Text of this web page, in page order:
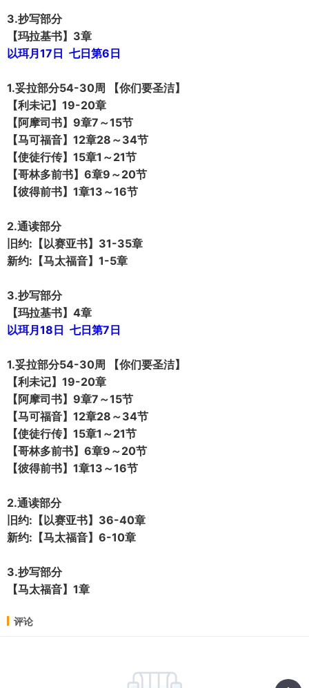
3.抄写部分
【玛拉基书】3章
以珥月17日 七日第6日
1.妥拉部分54-30周 【你们要圣洁】
【利未记】19-20章
【阿摩司书】9章7～15节
【马可福音】12章28～34节
【使徒行传】15章1～21节
【哥林多前书】6章9～20节
【彼得前书】1章13～16节
2.通读部分
旧约:【以赛亚书】31-35章
新约:【马太福音】1-5章
3.抄写部分
【玛拉基书】4章
以珥月18日 七日第7日
1.妥拉部分54-30周 【你们要圣洁】
【利未记】19-20章
【阿摩司书】9章7～15节
【马可福音】12章28～34节
【使徒行传】15章1～21节
【哥林多前书】6章9～20节
【彼得前书】1章13～16节
2.通读部分
旧约:【以赛亚书】36-40章
新约:【马太福音】6-10章
3.抄写部分
【马太福音】1章
评论